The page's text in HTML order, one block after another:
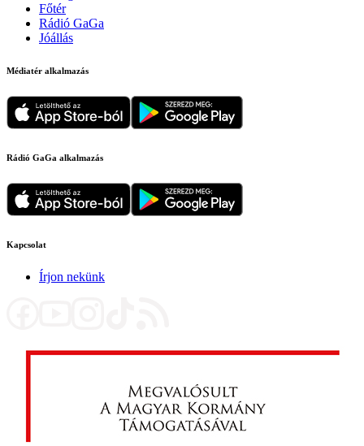
Főtér
Rádió GaGa
Jóállás
Médiatér alkalmazás
Rádió GaGa alkalmazás
Kapcsolat
Írjon nekünk